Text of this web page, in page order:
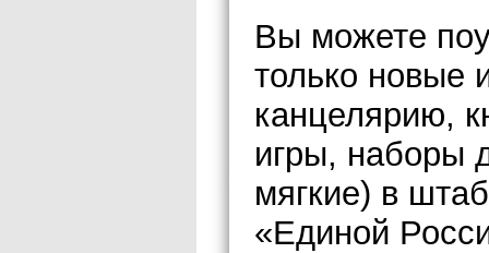
Вы можете
только новые
канцелярию,
игры, наборы
мягкие) в
«Единой